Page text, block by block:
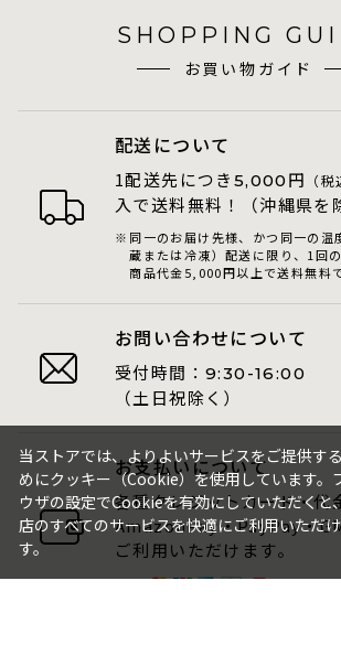
SHOPPING
お買い物ガイド
配送について
1配送先につき 5,000 円 （税
入で送料無料！（沖縄県を
同一のお届け先様、かつ同一の温
蔵または冷凍）配送に限り、1回
商品代金5,000円以上で送料無料で
お問い合わせについて
受付時間： 9:30-16:00
（土日祝除く）
お支払いについて
各種クレジットカード・代
AmazonPay・PayPay・
ご利用いただけます。
当ストアでは、よりよいサービスをご提供す
めにクッキー（Cookie）を使用しています。
ウザの設定でCookieを有効にしていただくと
店のすべてのサービスを快適にご利用いただ
す。